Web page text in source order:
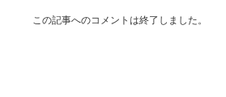
この記事へのコメントは終了しました。